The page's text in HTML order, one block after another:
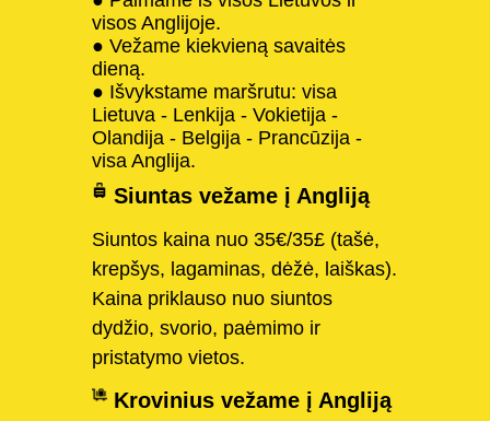
visos Anglijoje.
● Vežame kiekvieną savaitės
dieną.
● Išvykstame maršrutu: visa
Lietuva - Lenkija - Vokietija -
Olandija - Belgija - Prancūzija -
visa Anglija.
Siuntas vežame į Angliją
Siuntos kaina nuo 35€/35£ (tašė,
krepšys, lagaminas, dėžė, laiškas).
Kaina priklauso nuo siuntos
dydžio, svorio, paėmimo ir
pristatymo vietos.
Krovinius vežame į Angliją